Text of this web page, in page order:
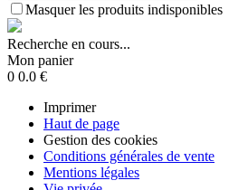
Masquer les produits indisponibles
Recherche en cours...
Mon panier
0 0.0 €
Imprimer
Haut de page
Gestion des cookies
Conditions générales de vente
Mentions légales